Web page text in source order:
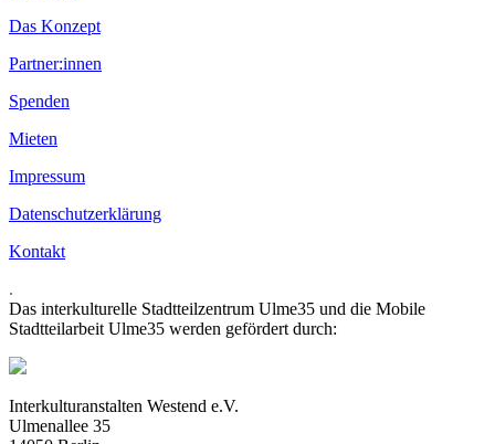
Das Konzept
Partner:innen
Spenden
Mieten
Impressum
Datenschutzerklärung
Kontakt
.
Das interkulturelle Stadtteilzentrum Ulme35 und die Mobile
Stadtteilarbeit Ulme35 werden gefördert durch:
Interkulturanstalten Westend e.V.
Ulmenallee 35